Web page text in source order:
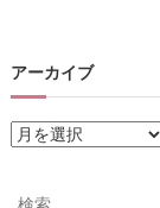
アーカイブ
ア
検